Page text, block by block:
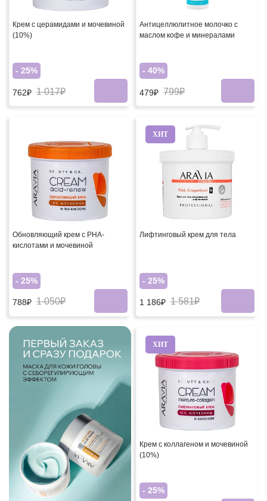
Крем с церамидами и мочевиной
(10%)
- 25%
762₽ 1 017₽
Антицеллюлитное молочко с
маслом кофе и минералами
- 40%
479₽ 799₽
Обновляющий крем с PHA-
кислотами и мочевиной
- 25%
788₽ 1 050₽
ХИТ
Лифтинговый крем для тела
- 25%
1 186₽ 1 581₽
ХИТ
Крем с коллагеном и мочевиной
(10%)
- 25%